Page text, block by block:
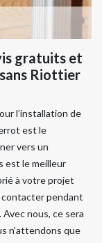
gratuits et
Riottier
l’installation de
est le
vers un
est le meilleur
à votre projet
contacter pendant
nous, ce sera
n’attendons que